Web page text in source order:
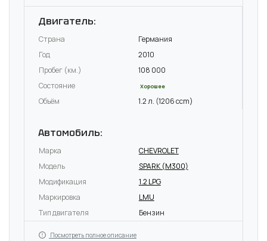
Двигатель:
Страна
Германия
Год
2010
Пробег (км.)
108 000
Состояние
Хорошее
Объём 1.2 л. (1206 ccm)
Автомобиль:
Марка
CHEVROLET
Модель
SPARK (M300)
Модификация
1.2 LPG
Маркировка
LMU
Тип двигателя
Бензин
Посмотреть полное описание